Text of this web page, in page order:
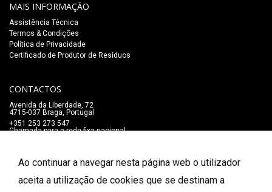
Ao continuar a navegar nesta página web o utilizador
aceita a utilização de cookies que se destinam a
MAIS INFORMAÇÃO
Assistência Técnica
Termos & Condições
Política de Privacidade
Certificado de Produtor de Resíduos
CONTACTOS
Avenida da Liberdade, 72
4715-037 Braga, Portugal
+351 253 273 547
Chamada para a rede fixa nacional